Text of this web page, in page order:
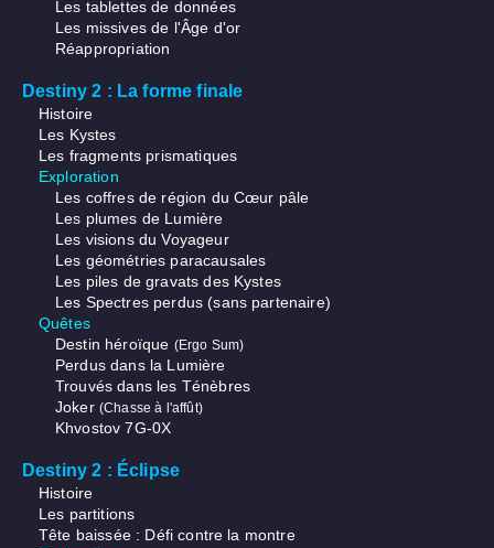
Les tablettes de données
Les missives de l'Âge d'or
Réappropriation
Destiny 2 : La forme finale
Histoire
Les Kystes
Les fragments prismatiques
Exploration
Les coffres de région du Cœur pâle
Les plumes de Lumière
Les visions du Voyageur
Les géométries paracausales
Les piles de gravats des Kystes
Les Spectres perdus (sans partenaire)
Quêtes
Destin héroïque (Ergo Sum)
Perdus dans la Lumière
Trouvés dans les Ténèbres
Joker (Chasse à l'affût)
Khvostov 7G-0X
Destiny 2 : Éclipse
Histoire
Les partitions
Tête baissée : Défi contre la montre